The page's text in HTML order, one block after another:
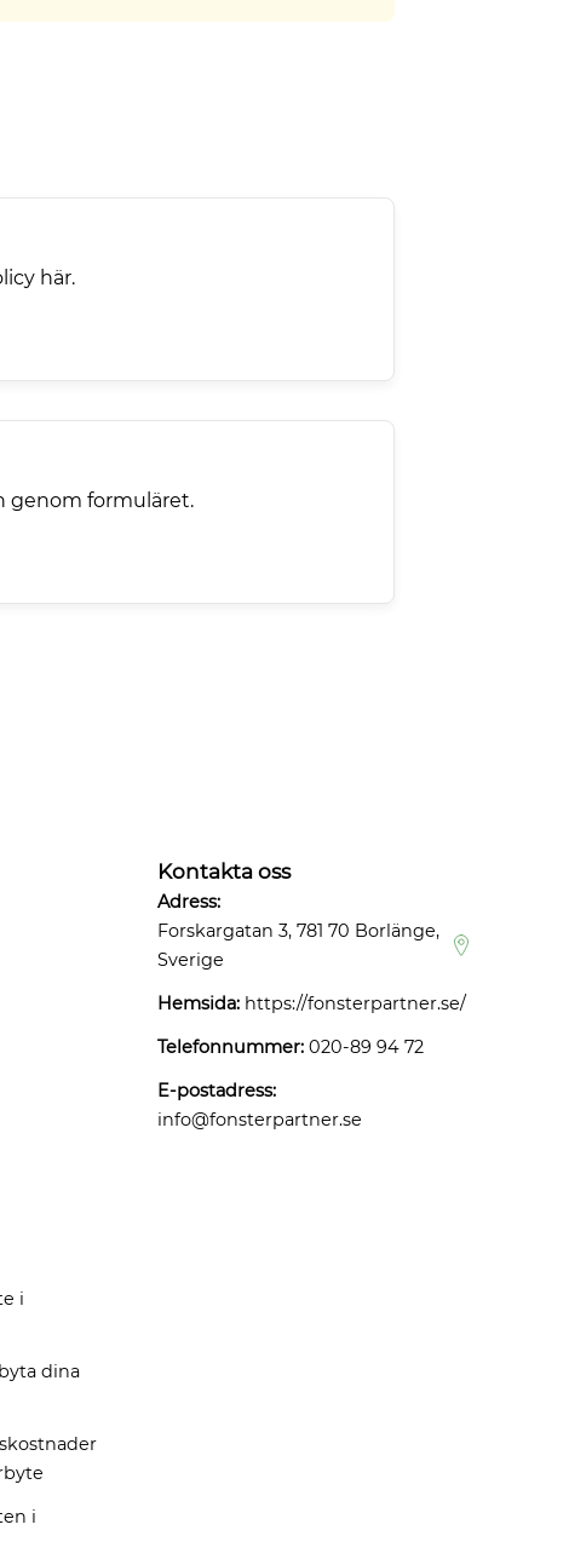
här.
genom formuläret.
i
dina
i
Kontakta oss
Adress:
Forskargatan 3, 781 70 Borlänge,
Sverige
Hemsida: https://fonsterpartner.se/
Telefonnummer: 020-89 94 72
E-postadress:
info@fonsterpartner.se